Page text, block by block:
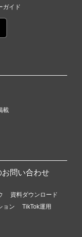
ガイド
載
お問い合わせ
資料ダウンロード
ョン
TikTok運用